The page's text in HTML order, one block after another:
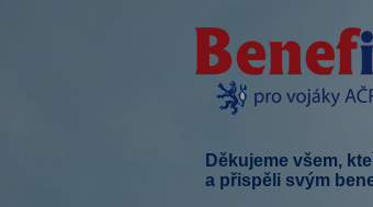
Děkujeme všem,
a přispěli svým